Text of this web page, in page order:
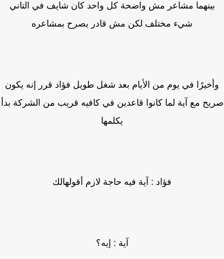
بينهما مشاعر مش واضحة كل واحد كان شايف في التاني
شيء مختلف لكن مش قادر يصرح بمشاعره
في يوم من الأيام بعد شغل طويل فؤاد قرر إنه يكون
مع آية لما كانوا قاعدين في كافيه قريب من الشركة بدأ
يكلمها
فؤاد : آية فيه حاجة لازم أقولهالك
آية : إيه؟